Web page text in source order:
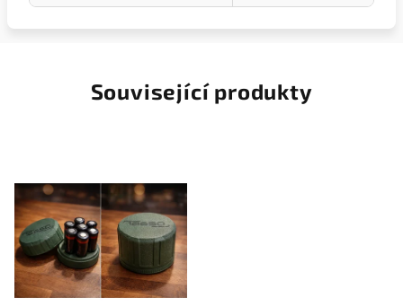
Související produkty